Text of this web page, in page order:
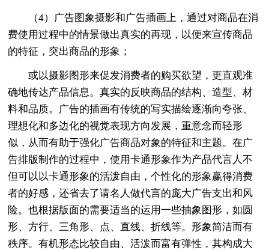
（4）广告图象摄影和广告插画上，通过对商品在消
费使用过程中的情景做出真实的再现，以便来宣传商品
的特征，突出商品的形象；
或以摄影图形来促发消费者的购买欲望，更直观准
确地传达产品信息。真实的反映商品的结构、造型、材
料和品质。广告的插画有传统的写实描绘逐渐向夸张、
理想化和多边化的视觉表现方向发展，重意念而轻形
似，从而有助于强化广告商品对象的特征和主题。在广
告排版制作的过程中，使用卡通形象作为产品代言人不
但可以以卡通形象的活泼自由，个性化的形象赢得消费
者的好感，还省去了请名人做代言的庞大广告支出和风
险。也根据版面的需要适当的运用一些抽象图形，如圆
形、方行、三角形、点、直线、折线等。形象简洁而有
秩序。有机形态比较自由、活泼而富有弹性，其构成大